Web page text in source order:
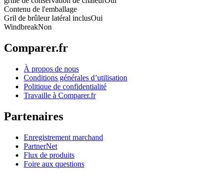
Contenu de l'emballage
Gril de brûleur latéral inclusOui
WindbreakNon
Comparer.fr
À propos de nous
Conditions générales d’utilisation
Politique de confidentialité
Travaille à Comparer.fr
Partenaires
Enregistrement marchand
PartnerNet
Flux de produits
Foire aux questions